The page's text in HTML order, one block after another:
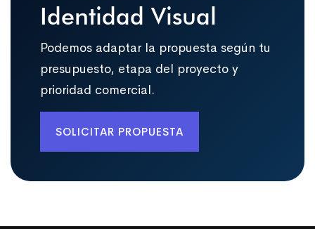
Identidad Visual
Podemos adaptar la propuesta según tu
presupuesto, etapa del proyecto y
prioridad comercial.
SOLICITAR PROPUESTA